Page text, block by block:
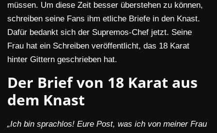
müssen. Um diese Zeit besser überstehen zu können,
schreiben seine Fans ihm etliche Briefe in den Knast.
Dafür bedankt sich der Supremos-Chef jetzt. Seine
Frau hat ein Schreiben veröffentlicht, das 18 Karat
hinter Gittern geschrieben hat.
Der Brief von 18 Karat aus
dem Knast
„Ich bin sprachlos! Eure Post, was ich von meiner Frau